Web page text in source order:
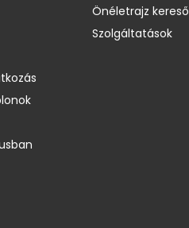
Önéletrajz kereső
Szolgáltatások